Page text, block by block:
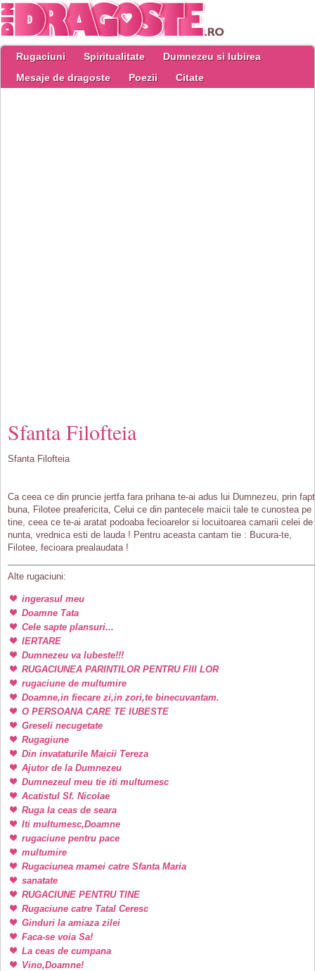
Rugaciuni Spiritualitate
Dumnezeu si Iubirea
Mesaje de dragoste
Poezii Citate
Sfanta Filofteia
Sfanta Filofteia
Ca ceea ce din pruncie jertfa fara prihana te-ai adus lui Dumnezeu, prin
buna, Filotee preafericita, Celui ce din pantecele maicii tale te cunostea pe
tine, ceea ce te-ai aratat podoaba fecioarelor si locuitoarea camarii celei de
nunta, vrednica esti de lauda ! Pentru aceasta cantam tie : Bucura-te,
Filotee, fecioara prealaudata !
Alte rugaciuni:
ingerasul meu
Doamne Tata
Cele sapte plansuri...
IERTARE
Dumnezeu va Iubeste!!!
RUGACIUNEA PARINTILOR PENTRU FIII LOR
rugaciune de multumire
Doamne,in fiecare zi,in zori,te binecuvantam.
O PERSOANA CARE TE IUBESTE
Greseli necugetate
Rugagiune
Din invataturile Maicii Tereza
Ajutor de la Dumnezeu
Dumnezeul meu tie iti multumesc
Acatistul Sf. Nicolae
Ruga la ceas de seara
Iti multumesc,Doamne
rugaciune pentru pace
multumire
Rugaciunea mamei catre Sfanta Maria
sanatate
RUGACIUNE PENTRU TINE
Rugaciune catre Tatal Ceresc
Ginduri la amiaza zilei
Faca-se voia Sa!
La ceas de cumpana
Vino,Doamne!